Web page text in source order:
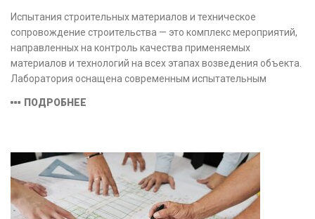
Испытания строительных материалов и техническое
сопровождение строительства — это комплекс мероприятий,
направленных на контроль качества применяемых
материалов и технологий на всех этапах возведения объекта.
Лаборатория оснащена современным испытательным
соответствующими заявленной области аккредитации.
ПОДРОБНЕЕ